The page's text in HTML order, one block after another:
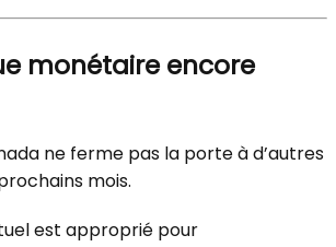
monétaire encore
ne ferme pas la porte à d’autres
mois.
est approprié pour